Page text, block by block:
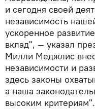
и сегодня своей
независимость
ускоренное
вклад", — указал
Mилли Меджлис
независимости и
здесь законы
а наша
высоким критериям".